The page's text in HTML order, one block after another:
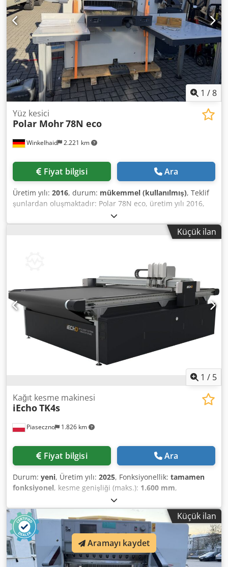
1 /8
Winkelhaid 2.221 km
Yüz kesici
Polar Mohr78N eco
Fiyat bilgisi Ara
Üretim yılı: 2016, durum: mükemmel (kullanılmış), Teklif
şunlardan oluşmaktadır: Polar 78N eco, üretim yılı 2016,
yan hava masaları dahil (75x75cm ve 50x50cm), hemen
teslim edilebilir. Dkodpfxjw Am Dhe Agper
Küçük ilan
1 / 5
Piaseczno 1.826 km
Kağıt kesme makinesi
iEchoTK4s
Fiyat bilgisi Ara
Durum: yeni, Üretim yılı: 2025, Fonksiyonellik: tamamen
fonksiyonel, kesme genişliği (maks.): 1.600 mm,
50 mm, kesme uzunluğu (maks.):
2.500 mm, giriş akımı:30 A, giriş voltajı:400 V, Donanım:
dokümantasyon / kılavuz, Akonda.pl – Twój Oficjalny
Partner iEcho. Oferujemy wszechstronną i wydajną
wycinarkę automatyczną iEcho TK4S – kompleksowe
rozwiązanie do automatycznego cięcia w wielu branżach.
Modułowa konstrukcja urządzenia pozwala na idealne
Küçük ilan
Aramayı kaydet